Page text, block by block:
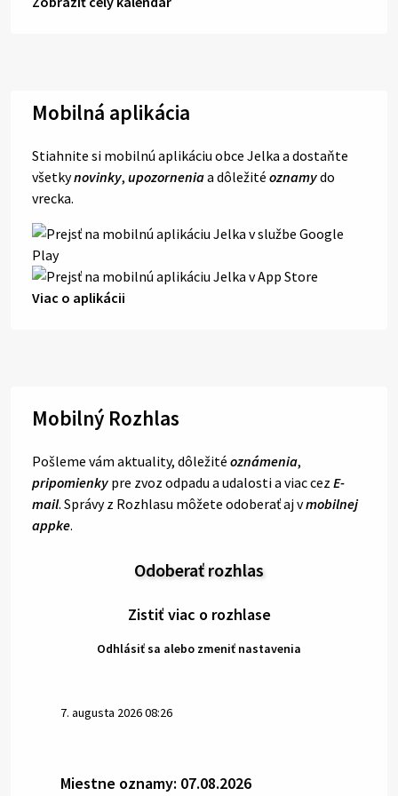
Mobilná aplikácia
Stiahnite si mobilnú aplikáciu obce Jelka a dostaňte
všetkynovinky, upozorneniaa dôležité oznamydo
vrecka.
Viac o aplikácii
Mobilný Rozhlas
Pošleme vám aktuality, dôležité oznámenia,
pripomienky pre zvoz odpadu a udalosti a viac cez E-
mail. Správy z Rozhlasu môžete odoberať aj vmobilnej
appke.
Odoberať rozhlas
Zistiť viac o rozhlase
Odhlásiť sa alebo zmeniť nastavenia
7. augusta 2026 08:26
Miestne oznamy: 07.08.2026